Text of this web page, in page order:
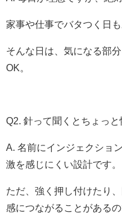
家事や仕事でバタつく日も
そんな日は、気になる部
OK。
Q2. 針って聞くとちょっ
A. 名前にインジェクショ
激を感じにくい設計です。
ただ、強く押し付けたり
感につながることがある